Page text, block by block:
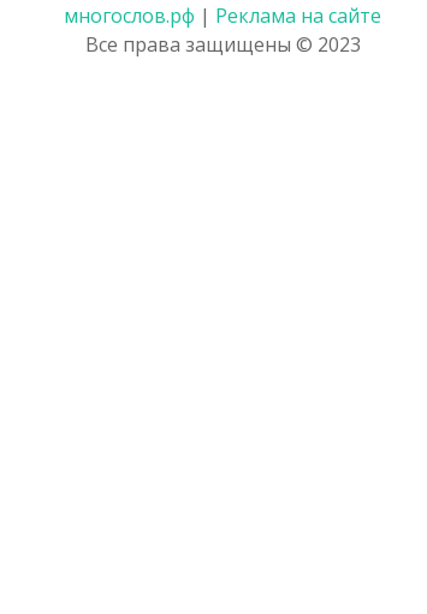
многослов.рф | Реклама на сайте
Все права защищены © 2023